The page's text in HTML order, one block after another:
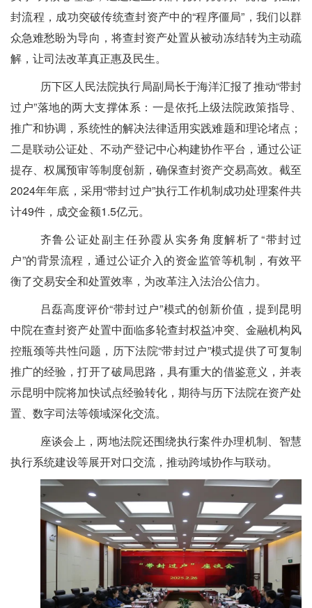
封流程，成功突破传统查封资产中的“程序僵局”，我们以群
众急难愁盼为导向，将查封资产处置从被动冻结转为主动疏
解，让司法改革真正惠及民生。
历下区人民法院执行局副局长于海洋汇报了推动“带封
过户”落地的两大支撑体系：一是依托上级法院政策指导、
推广和协调，系统性的解决法律适用实践难题和理论堵点；
二是联动公证处、不动产登记中心构建协作平台，通过公证
提存、权属预审等制度创新，确保查封资产交易高效。截至
2024年年底，采用“带封过户”执行工作机制成功处理案件共
计49件，成交金额1.5亿元。
齐鲁公证处副主任孙霞从实务角度解析了“带封过
户”的背景流程，通过公证介入的资金监管等机制，有效平
衡了交易安全和处置效率，为改革注入法治公信力。
吕磊高度评价“带封过户”模式的创新价值，提到昆明
中院在查封资产处置中面临多轮查封权益冲突、金融机构风
控瓶颈等共性问题，历下法院“带封过户”模式提供了可复制
推广的经验，打开了破局思路，具有重大的借鉴意义，并表
示昆明中院将加快试点经验转化，期待与历下法院在资产处
置、数字司法等领域深化交流。
座谈会上，两地法院还围绕执行案件办理机制、智慧
执行系统建设等展开对口交流，推动跨域协作与联动。